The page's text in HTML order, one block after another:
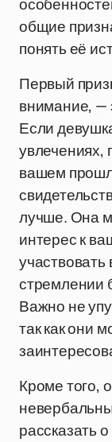
общие
понять её
Первый
внимание, —
Если
увлечениях,
вашем
лучше. Она
интерес к
участвовать
стремлении
Важно не
так как они
Кроме того,
рассказать